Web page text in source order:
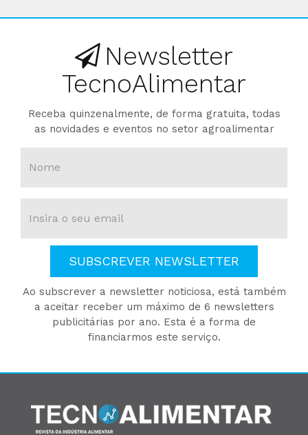
Newsletter
TecnoAlimentar
Receba quinzenalmente, de forma gratuita, todas
as novidades e eventos no setor agroalimentar
SUBSCREVER NEWSLETTER
Ao subscrever a newsletter noticiosa, está também
a aceitar receber um máximo de 6 newsletters
publicitárias por ano. Esta é a forma de
financiarmos este serviço.